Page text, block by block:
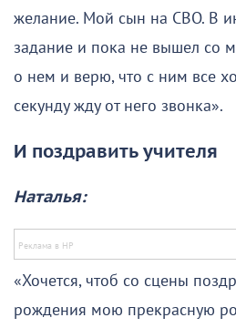
желание. Мой сын на СВО. В
задание и пока не вышел со
о нем и верю, что с ним все
секунду жду от него звонка».
И поздравить учителя
Наталья:
«Хочется, чтоб со сцены
рождения мою прекрасную